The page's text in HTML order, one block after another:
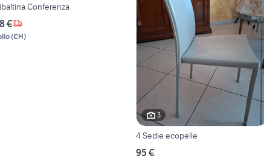
Conferenza
€
(CH)
3
4 Sedie ecopelle
95 €